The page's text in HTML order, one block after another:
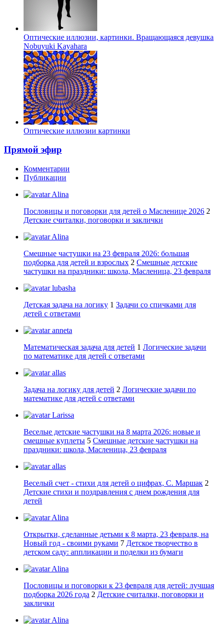
Оптические иллюзии, картинки. Вращающаяся девушка
Nobuyuki Kayahara
Оптические иллюзии картинки
Прямой эфир
Комментарии
Публикации
Alina
Пословицы и поговорки для детей о Масленице 2026 2
Детские считалки, поговорки и заклички
Alina
Смешные частушки на 23 февраля 2026: большая
подборка для детей и взрослых 2 Смешные детские
частушки на праздники: школа, Масленица, 23 февраля
lubasha
Детская задача на логику 1 Задачи со спичками для
детей с ответами
anneta
Математическая задача для детей 1 Логические задачи
по математике для детей с ответами
allas
Задача на логику для детей 2 Логические задачи по
математике для детей с ответами
Larissa
Веселые детские частушки на 8 марта 2026: новые и
смешные куплеты 5 Смешные детские частушки на
праздники: школа, Масленица, 23 февраля
allas
Веселый счет - стихи для детей о цифрах, С. Маршак 2
Детские стихи и поздравления с днем рождения для
детей
Alina
Открытки, сделанные детьми к 8 марта, 23 февраля, на
Новый год - своими руками 7 Детское творчество в
детском саду: аппликации и поделки из бумаги
Alina
Пословицы и поговорки к 23 февраля для детей: лучшая
подборка 2026 года 2 Детские считалки, поговорки и
заклички
Alina